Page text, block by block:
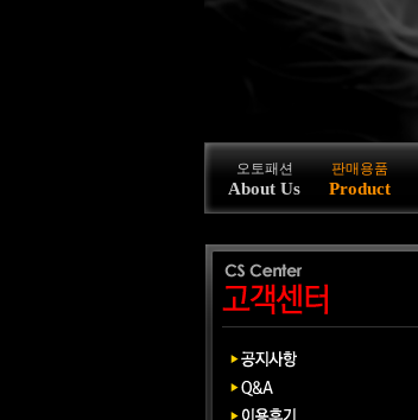
오토패션
About Us
판매용품
Product